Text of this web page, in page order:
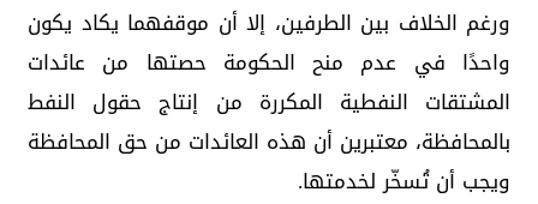
ورغم الخلاف بين الطرفين، إلا أن موقفهما يكاد يكون
واحدًا في عدم منح الحكومة حصتها من عائدات
المشتقات النفطية المكررة من إنتاج حقول النفط
بالمحافظة، معتبرين أن هذه العائدات من حق المحافظة
ويجب أن تُسخّر لخدمتها.